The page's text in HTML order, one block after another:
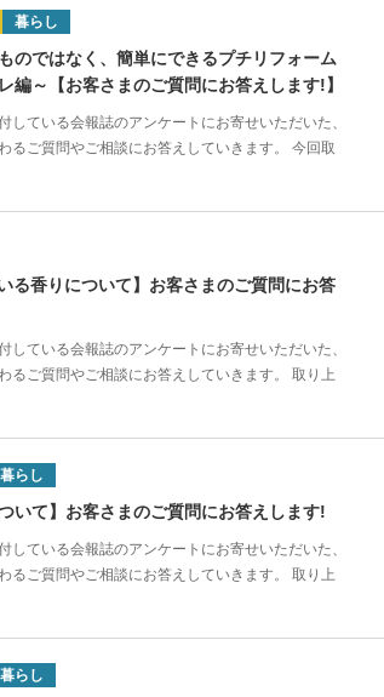
暮らし
のではなく、簡単にできるプチリフォーム
編～【お客さまのご質問にお答えします!】
している会報誌のアンケートにお寄せいただいた、
るご質問やご相談にお答えしていきます。 今回取
る香りについて】お客さまのご質問にお答
している会報誌のアンケートにお寄せいただいた、
るご質問やご相談にお答えしていきます。 取り上
暮らし
いて】お客さまのご質問にお答えします!
している会報誌のアンケートにお寄せいただいた、
るご質問やご相談にお答えしていきます。 取り上
暮らし